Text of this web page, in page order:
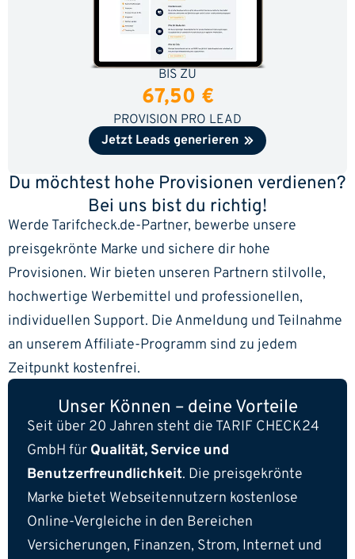
BIS ZU
67,50 €
PROVISION PRO LEAD
Jetzt Leads generieren
Du möchtest hohe Provisionen verdienen?
Bei uns bist du richtig!
Werde Tarifcheck.de-Partner, bewerbe unsere
preisgekrönte Marke und sichere dir hohe
Provisionen. Wir bieten unseren Partnern stilvolle,
hochwertige Werbemittel und professionellen,
individuellen Support. Die Anmeldung und Teilnahme
an unserem Affiliate-Programm sind zu jedem
Zeitpunkt kostenfrei.
Unser Können –deine Vorteile
Seit über 20 Jahren steht die TARIF CHECK24
GmbH für Qualität, Service und
Benutzerfreundlichkeit. Die preisgekrönte
Marke bietet Webseitennutzern kostenlose
Online-Vergleiche in den Bereichen
Versicherungen, Finanzen, Strom, Internet und